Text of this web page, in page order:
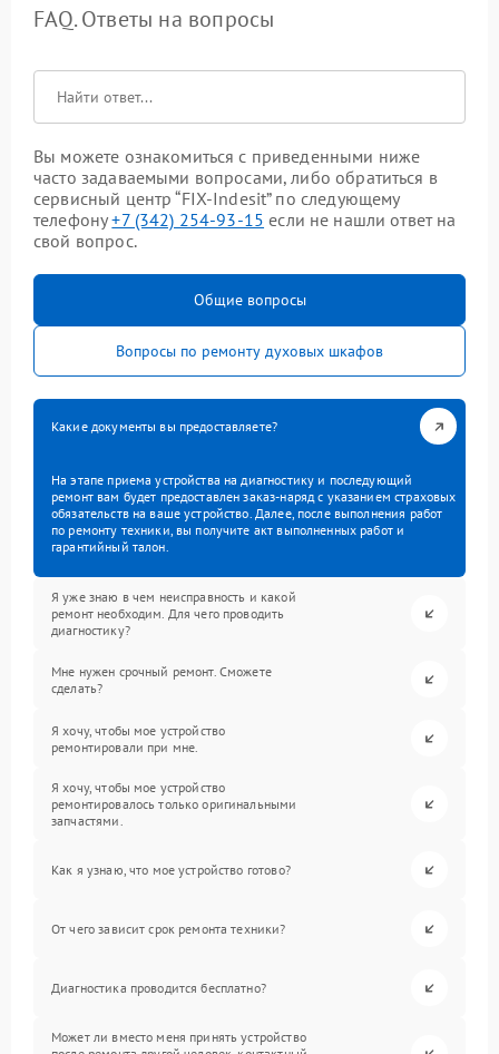
FAQ. Ответы на вопросы
Вы можете ознакомиться с приведенными ниже
часто задаваемыми вопросами, либо обратиться в
сервисный центр “FIX-Indesit” по следующему
телефону+7 (342) 254-93-15 если не нашли ответ на
свой вопрос.
Общие вопросы
Вопросы по ремонту духовых шкафов
Какие документы вы предоставляете?
На этапе приема устройства на диагностику и последующий
ремонт вам будет предоставлен заказ-наряд с указанием страховых
обязательств на ваше устройство. Далее, после выполнения работ
по ремонту техники, вы получите акт выполненных работ и
гарантийный талон.
Я уже знаю в чем неисправность и какой
ремонт необходим. Для чего проводить
диагностику?
Мне нужен срочный ремонт. Сможете
сделать?
Я хочу, чтобы мое устройство
ремонтировали при мне.
Я хочу, чтобы мое устройство
ремонтировалось только оригинальными
запчастями.
Как я узнаю, что мое устройство готово?
От чего зависит срок ремонта техники?
Диагностика проводится бесплатно?
Может ли вместо меня принять устройство